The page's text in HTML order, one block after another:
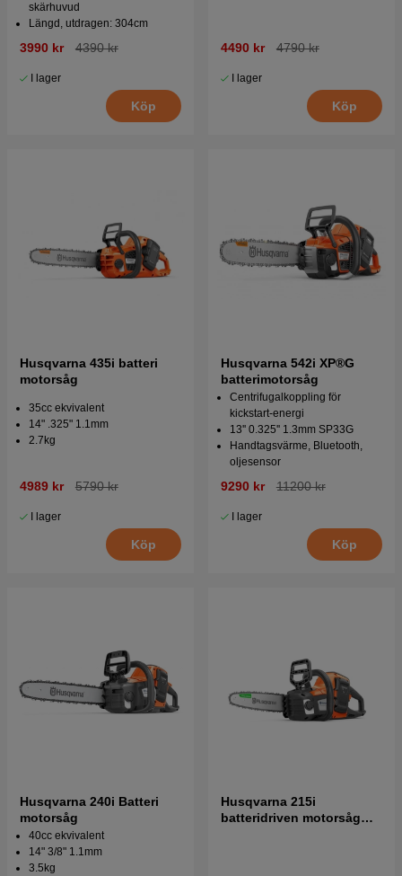
skärhuvud
Längd, utdragen: 304cm
3990 kr 4390 kr
I lager
Köp
4490 kr 4790 kr
I lager
Köp
Husqvarna 435i batteri
motorsåg
35cc ekvivalent
14" .325" 1.1mm
2.7kg
4989 kr 5790 kr
I lager
Köp
Husqvarna 542i XP®G
batterimotorsåg
Centrifugalkoppling för
kickstart-energi
13'' 0.325'' 1.3mm SP33G
Handtagsvärme, Bluetooth,
oljesensor
9290 kr 11200 kr
I lager
Köp
Husqvarna 240i Batteri
motorsåg
40cc ekvivalent
14" 3/8" 1.1mm
3.5kg
Husqvarna 215i
batteridriven motorsåg